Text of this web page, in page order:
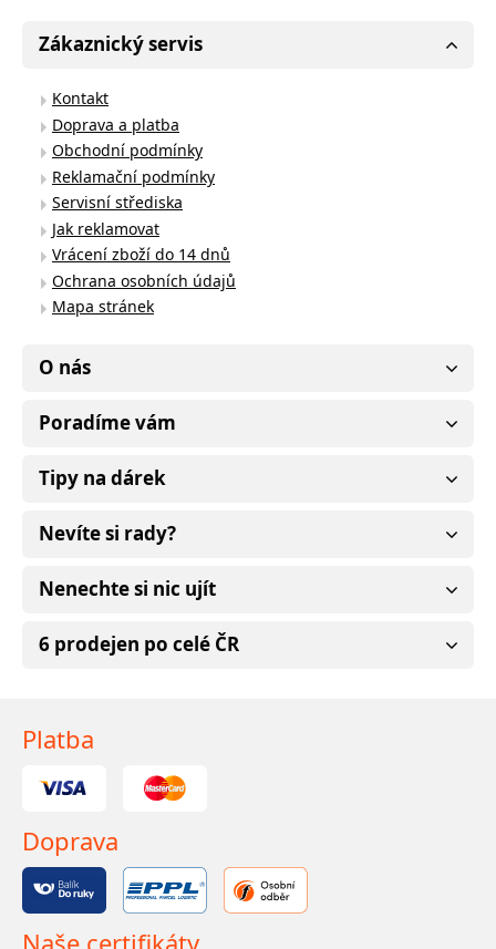
Zákaznický servis
Kontakt
Doprava a platba
Obchodní podmínky
Reklamační podmínky
Servisní střediska
Jak reklamovat
Vrácení zboží do 14 dnů
Ochrana osobních údajů
Mapa stránek
O nás
Poradíme vám
Tipy na dárek
Nevíte si rady?
Nenechte si nic ujít
6 prodejen po celé ČR
Platba
Doprava